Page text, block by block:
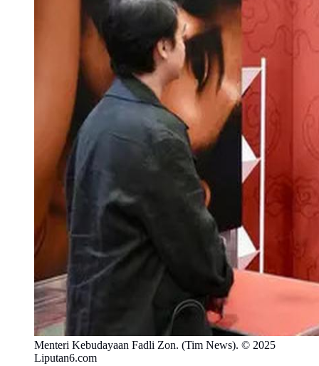
Menteri Kebudayaan Fadli Zon. (Tim News). © 2025
Liputan6.com